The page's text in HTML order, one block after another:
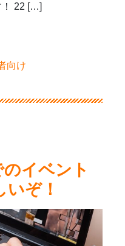
！ 22 […]
向け
イベント
ぞ！